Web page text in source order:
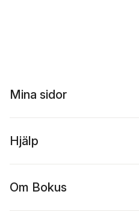
Mina sidor
Hjälp
Om Bokus